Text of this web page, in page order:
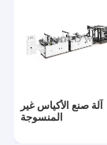
آلة صنع الأكياس غير
المنسوجة